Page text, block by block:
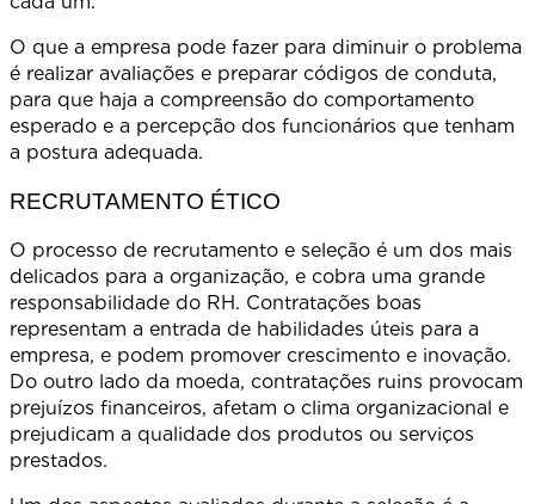
O que a empresa pode fazer para diminuir o problema
é realizar avaliações e preparar códigos de conduta,
para que haja a compreensão do comportamento
esperado e a percepção dos funcionários que tenham
a postura adequada.
RECRUTAMENTO ÉTICO
O processo de recrutamento e seleção é um dos mais
delicados para a organização, e cobra uma grande
responsabilidade do RH. Contratações boas
representam a entrada de habilidades úteis para a
empresa, e podem promover crescimento e inovação.
Do outro lado da moeda, contratações ruins provocam
prejuízos financeiros, afetam o clima organizacional e
prejudicam a qualidade dos produtos ou serviços
prestados.